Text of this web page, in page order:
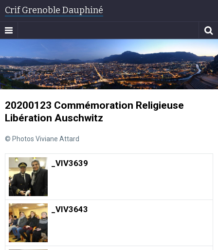
Crif Grenoble Dauphiné
20200123 Commémoration Religieuse
Libération Auschwitz
© Photos Viviane Attard
_VIV3639
_VIV3643